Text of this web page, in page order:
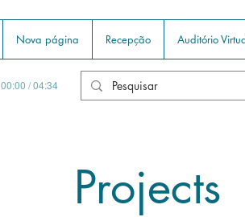
Nova página Recepção Auditório
00:00 / 04:34
Projects